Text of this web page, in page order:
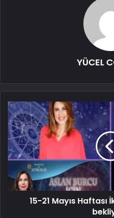
YÜCEL
15-21 Mayıs Haftası